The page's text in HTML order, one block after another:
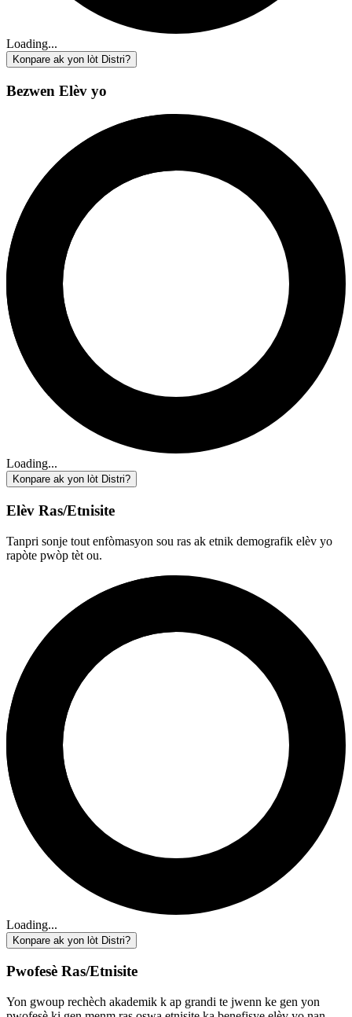
Loading...
Konpare ak yon lòt Distri?
Bezwen Elèv yo
Loading...
Konpare ak yon lòt Distri?
Elèv Ras/Etnisite
Tanpri sonje tout enfòmasyon sou ras ak etnik demografik elèv yo
rapòte pwòp tèt ou.
Loading...
Konpare ak yon lòt Distri?
Pwofesè Ras/Etnisite
Yon gwoup rechèch akademik k ap grandi te jwenn ke gen yon